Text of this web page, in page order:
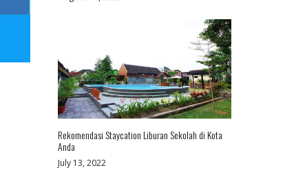
Rekomendasi Staycation Liburan Sekolah di Kota
Anda
July 13, 2022